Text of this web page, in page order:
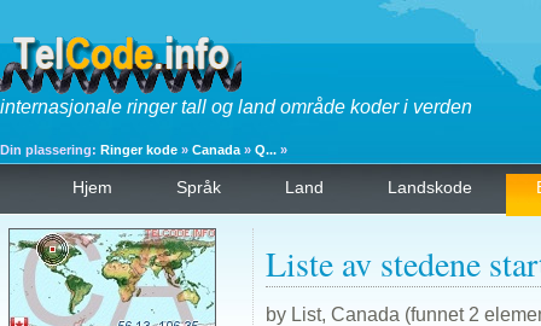
internasjonale ringer tall og land område koder i verden
Din plassering: Ringer kode » Canada » Q... »
Hjem Språk Land Landskode
Liste av stedene
by List, Canada (funnet 2